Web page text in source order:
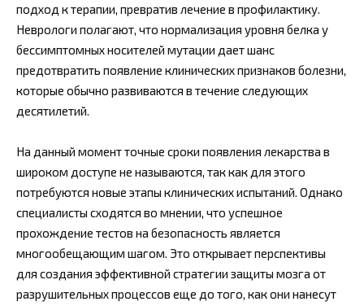
подход к терапии, превратив лечение в профилактику.
Неврологи полагают, что нормализация уровня белка у
бессимптомных носителей мутации дает шанс
предотвратить появление клинических признаков болезни,
которые обычно развиваются в течение следующих
десятилетий.
На данный момент точные сроки появления лекарства в
широком доступе не называются, так как для этого
потребуются новые этапы клинических испытаний. Однако
специалисты сходятся во мнении, что успешное
прохождение тестов на безопасность является
многообещающим шагом. Это открывает перспективы
для создания эффективной стратегии защиты мозга от
разрушительных процессов еще до того, как они нанесут